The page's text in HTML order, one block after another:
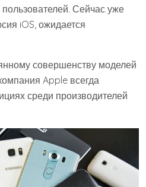
Сейчас уже
iOS, ожидается
совершенству моделей
Apple всегда
среди производителей